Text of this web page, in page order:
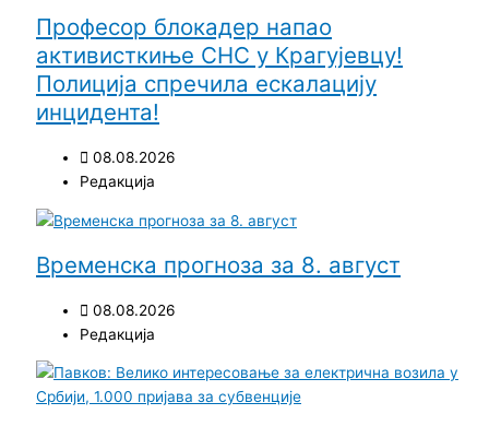
Професор блокадер напао
активисткиње СНС у Крагујевцу!
Полиција спречила ескалацију
инцидента!
08.08.2026
Редакција
Временска прогноза за 8. август
08.08.2026
Редакција